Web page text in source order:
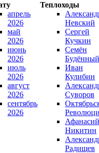
Теплоходы
апрель
2026
май
2026
июнь
2026
июль
2026
август
2026
сентябрь
2026
Невский
Сергей
Кучкин
Семён
Будённый
Иван
Кулибин
Суворов
Афанасий
Никитин
Радищев